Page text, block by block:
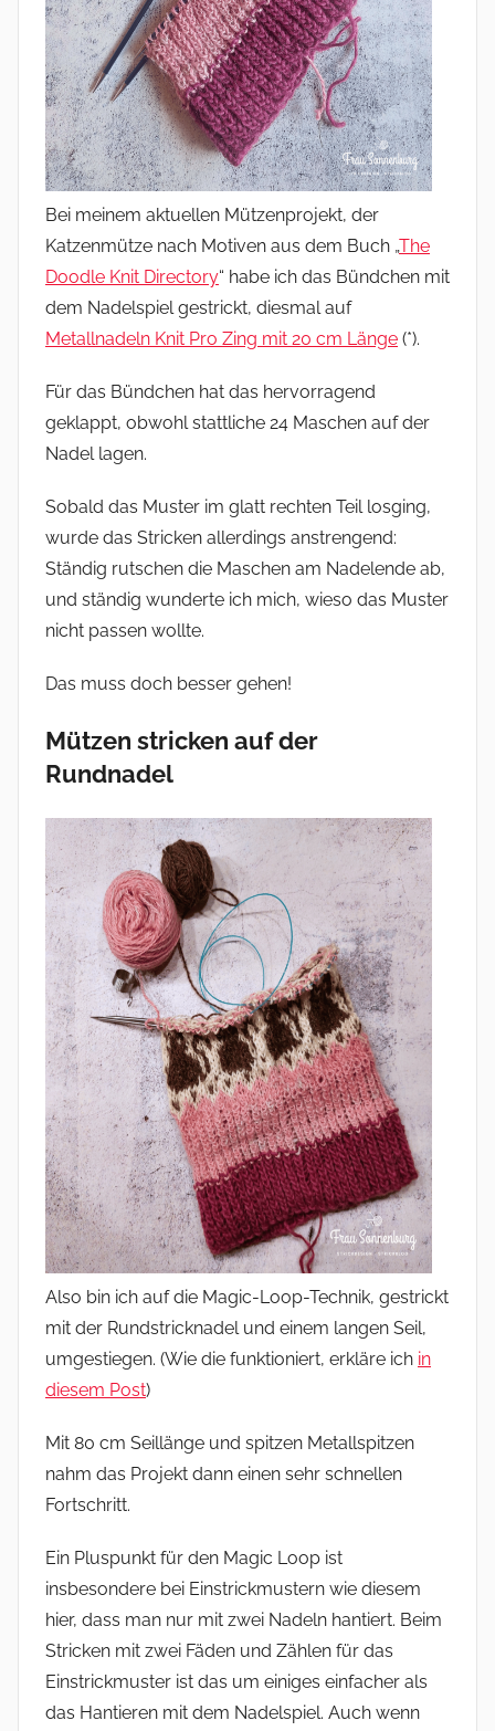
Bei meinem aktuellen Mützenprojekt, der
Katzenmütze nach Motiven aus dem Buch „The
Doodle Knit Directory“ habe ich das Bündchen mit
dem Nadelspiel gestrickt, diesmal auf
Metallnadeln Knit Pro Zing mit 20 cm Länge (*).
Für das Bündchen hat das hervorragend
geklappt, obwohl stattliche 24 Maschen auf der
Nadel lagen.
Sobald das Muster im glatt rechten Teil losging,
wurde das Stricken allerdings anstrengend:
Ständig rutschen die Maschen am Nadelende ab,
und ständig wunderte ich mich, wieso das Muster
nicht passen wollte.
Das muss doch besser gehen!
Mützen stricken auf der
Rundnadel
Also bin ich auf die Magic-Loop-Technik, gestrickt
mit der Rundstricknadel und einem langen Seil,
umgestiegen. (Wie die funktioniert, erkläre ich in
diesem Post)
Mit 80 cm Seillänge und spitzen Metallspitzen
nahm das Projekt dann einen sehr schnellen
Fortschritt.
Ein Pluspunkt für den Magic Loop ist
insbesondere bei Einstrickmustern wie diesem
hier, dass man nur mit zwei Nadeln hantiert. Beim
Stricken mit zwei Fäden und Zählen für das
Einstrickmuster ist das um einiges einfacher als
das Hantieren mit dem Nadelspiel. Auch wenn